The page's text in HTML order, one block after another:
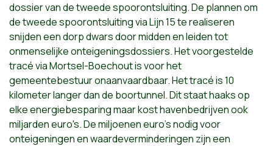
dossier van de tweede spoorontsluiting. De plannen om
de tweede spoorontsluiting via Lijn 15 te realiseren
snijden een dorp dwars door midden en leiden tot
onmenselijke onteigeningsdossiers. Het voorgestelde
tracé via Mortsel-Boechout is voor het
gemeentebestuur onaanvaardbaar. Het tracé is 10
kilometer langer dan de boortunnel. Dit staat haaks op
elke energiebesparing maar kost havenbedrijven ook
miljarden euro's. De miljoenen euro's nodig voor
onteigeningen en waardeverminderingen zijn een